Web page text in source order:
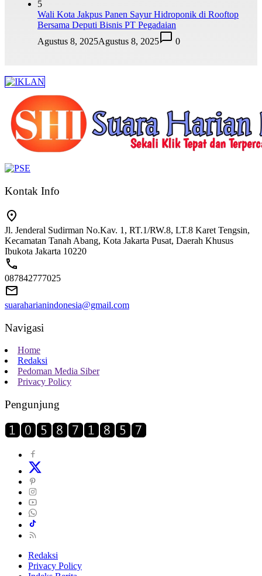
5
Wali Kota Jakpus Panen Sayur Hidroponik di Rooftop
Bersama Deputi Bisnis PT Pegadaian
Agustus 8, 2025Agustus 8, 2025 0
Kontak Info
Jl. Jenderal Sudirman No.Kav. 1, RT.1/RW.8, LT.8 Karet Tengsin,
Kecamatan Tanah Abang, Kota Jakarta Pusat, Daerah Khusus
Ibukota Jakarta 10220
087842777025
suaraharianindonesia@gmail.com
Navigasi
Home
Redaksi
Pedoman Media Siber
Privacy Policy
Pengunjung
Redaksi
Privacy Policy